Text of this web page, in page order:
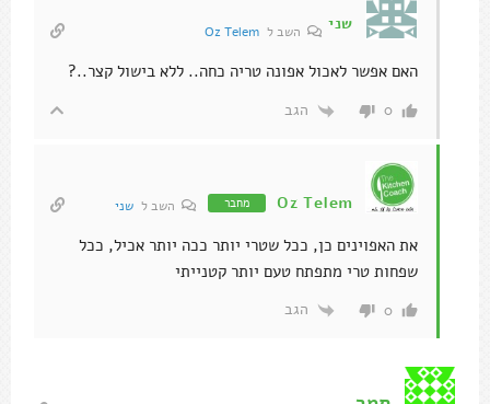
שני השב לOz Telem
האם אפשר לאכול אפונה טריה כחה.. ללא בישול קצר..?
0 הגב
Oz Telem מחבר השב ל שני
את האפוינים כן, ככל שטרי יותר ככה יותר אכיל, ככל
שפחות טרי מתפתח טעם יותר קטנייתי
0 הגב